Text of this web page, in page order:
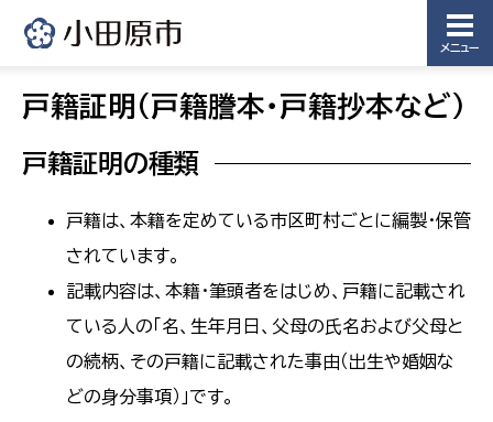
メニュー
戸籍証明(戸籍謄本・戸籍抄本など)
戸籍証明の種類
戸籍は、本籍を定めている市区町村ごとに編製・保管
されています。
記載内容は、本籍・筆頭者をはじめ、戸籍に記載され
ている人の「名、生年月日、父母の氏名および父母と
の続柄、その戸籍に記載された事由（出生や婚姻な
どの身分事項）」です。